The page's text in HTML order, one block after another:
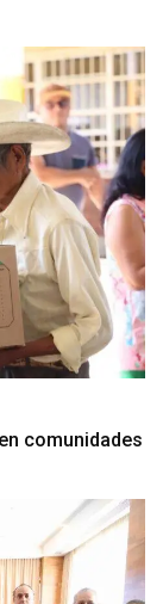
comunidades